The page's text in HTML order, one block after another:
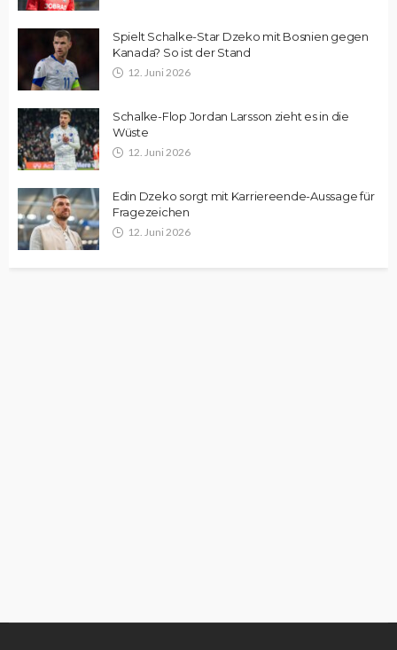
Spielt Schalke-Star Dzeko mit Bosnien gegen
Kanada? So ist der Stand
12. Juni 2026
Schalke-Flop Jordan Larsson zieht es in die
Wüste
12. Juni 2026
Edin Dzeko sorgt mit Karriereende-Aussage für
Fragezeichen
12. Juni 2026